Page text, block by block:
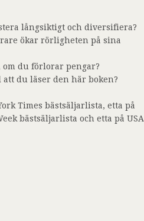
långsiktigt och diversifiera?
ökar rörligheten på sina
du förlorar pengar?
du läser den här boken?
Times bästsäljarlista, etta på
bästsäljarlista och etta på USA